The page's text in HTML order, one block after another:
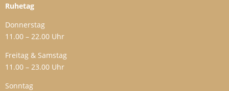
Ruhetag
Donnerstag
11.00 – 22.00 Uhr
Freitag & Samstag
11.00 – 23.00 Uhr
Sonntag